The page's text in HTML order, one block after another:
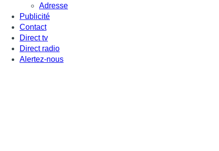
Adresse
Publicité
Contact
Direct tv
Direct radio
Alertez-nous